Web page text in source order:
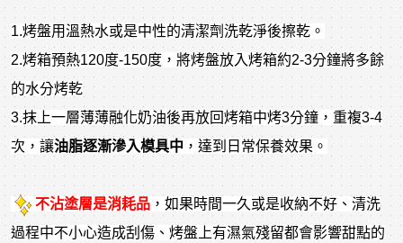
1.烤盤用溫熱水或是中性的清潔劑洗乾淨後擦乾。
2.烤箱預熱120度-150度，將烤盤放入烤箱約2-3分鐘將多餘
的水分烤乾
3.抹上一層薄薄融化奶油後再放回烤箱中烤3分鐘，重複3-4
次，讓油脂逐漸滲入模具中 ，達到日常保養效果。
不沾塗層是消耗品 ，如果時間一久或是收納不好、清洗
過程中不小心造成刮傷、烤盤上有濕氣殘留都會影響甜點的